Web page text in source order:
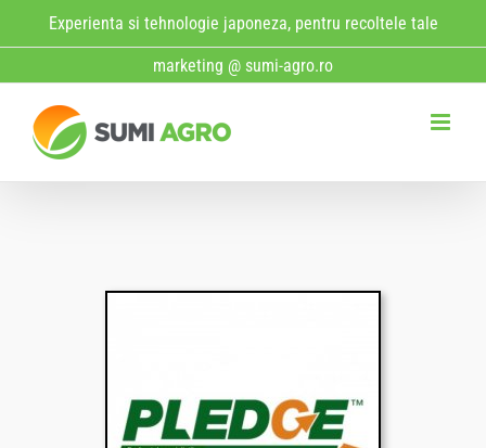
to
Experienta si tehnologie japoneza, pentru recoltele tale
marketing @ sumi-agro.ro